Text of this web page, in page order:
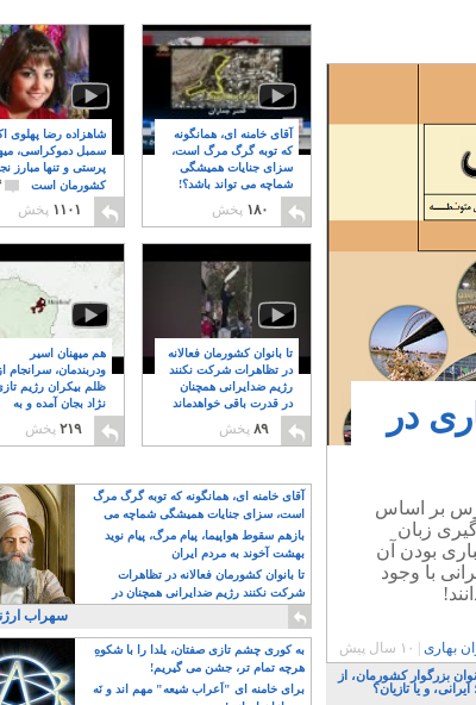
در
بر اساس
زبان
بودن آن
با وجود
بهاری ۱۰ سال پیش
بزرگوار کشورمان، از
و یا تازیان؟
شاهزاده رضا پهلوی
سمبل دموکراسی،
پرستی و تنها مبارز
کشورمان است
۱۱۰۱ پخش
آقای خامنه ای، همانگونه
که توبه گرگ مرگ است،
سزای جنایات همیشگی
شماچه می تواند باشد؟!
۸
۱۸۰ پخش
هم میهنان اسیر
ودربندمان، سرانجام از
ظلم بیکران رژیم
نژاد بجان آمده و به
۲۱۹ پخش
تا بانوان کشورمان فعالانه
در تظاهرات شرکت نکنند
رژیم ضدایرانی همچنان
در قدرت باقی خواهدماند
۸
۸۹ پخش
آقای خامنه ای، همانگونه که توبه گرگ مرگ
است، سزای جنایات همیشگی شماچه می
تواند باشد؟!
بازهم سقوط هواپیما، پیام مرگ، پیام نوید
بهشت آخوند به مردم ایران
تا بانوان کشورمان فعالانه در تظاهرات
شرکت نکنند رژیم ضدایرانی همچنان در
قدرت باقی خواهدماند
سهراب
به کوری چشم تازی صفتان، یلدا را با شکوهِ
هرچه تمام تر، جشن می گیریم!
برای خامنه ای "اَعراب شیعه" مهم اند و نَه